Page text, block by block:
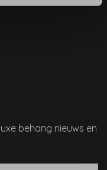
behang nieuws en